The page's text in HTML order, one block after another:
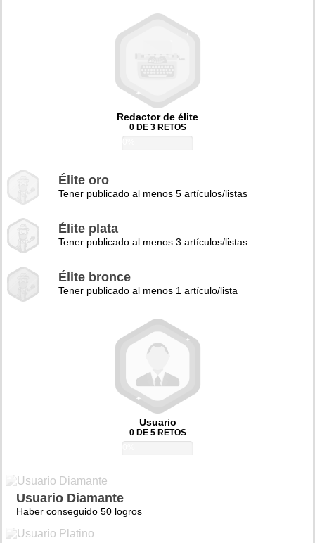
Redactor de élite
0 DE 3 RETOS
Élite oro
Tener publicado al menos 5 artículos/listas
Élite plata
Tener publicado al menos 3 artículos/listas
Élite bronce
Tener publicado al menos 1 artículo/lista
Usuario
0 DE 5 RETOS
Usuario Diamante
Haber conseguido 50 logros